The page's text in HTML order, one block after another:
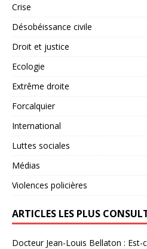
Crise
Désobéissance civile
Droit et justice
Ecologie
Extrême droite
Forcalquier
International
Luttes sociales
Médias
Violences policières
ARTICLES LES PLUS
Docteur Jean-Louis Bellaton : Est-